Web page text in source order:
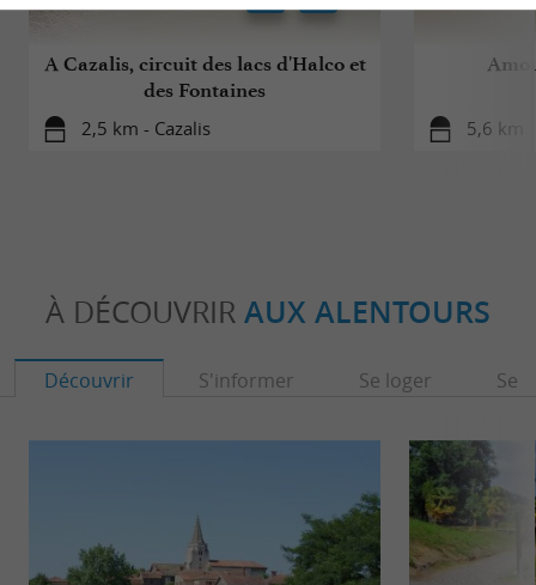
A Cazalis, circuit des lacs d'Halco et
des Fontaines
2,5 km - Cazalis 5,6 km
À DÉCOUVRIR AUX ALENTOURS
Découvrir S'informer Se loger Se